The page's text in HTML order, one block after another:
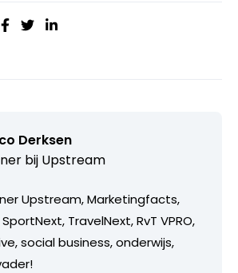
Derksen
bij Upstream
Upstream, Marketingfacts,
TravelNext, RvT VPRO,
social business, onderwijs,